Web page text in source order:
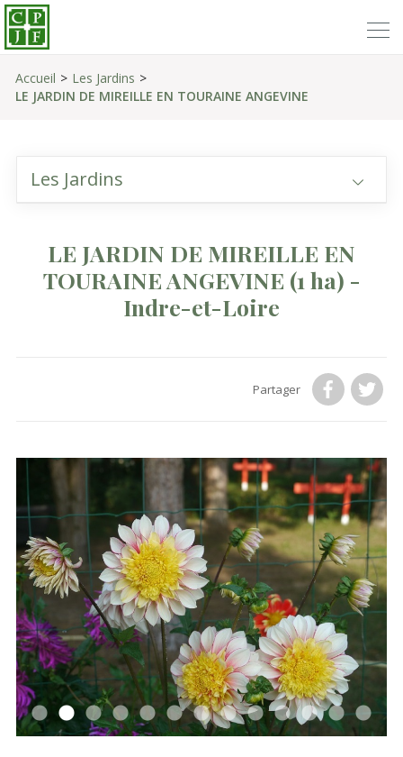
Accueil
Les Jardins
LE JARDIN DE MIREILLE EN TOURAINE ANGEVINE
Les Jardins
LE JARDIN DE MIREILLE EN
TOURAINE ANGEVINE (1 ha) -
Indre-et-Loire
Partager